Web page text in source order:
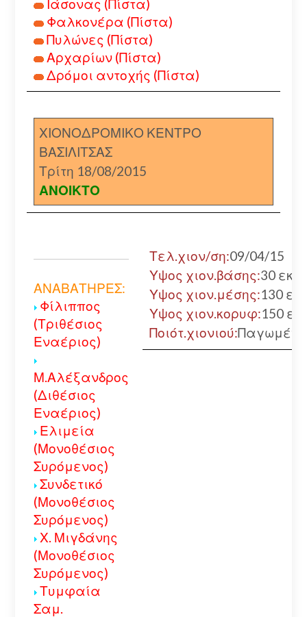
Ιάσονας (Πίστα)
Φαλκονέρα (Πίστα)
Πυλώνες (Πίστα)
Αρχαρίων (Πίστα)
Δρόμοι αντοχής (Πίστα)
ΧΙΟΝΟΔΡΟΜΙΚΟ ΚΕΝΤΡΟ
ΒΑΣΙΛΙΤΣΑΣ
Τρίτη 18/08/2015
ΑΝΟΙΚΤΟ
ΑΝΑΒΑΤΗΡΕΣ:
Φίλιππος
(Τριθέσιος
Εναέριος)
Μ.Αλέξανδρος
(Διθέσιος
Εναέριος)
Ελιμεία
(Μονοθέσιος
Συρόμενος)
Συνδετικό
(Μονοθέσιος
Συρόμενος)
Χ. Μιγδάνης
(Μονοθέσιος
Συρόμενος)
Τυμφαία
Σαμ.
Τελ.χιον/ση:09/04/15
Υψος χιον.βάσης:30 εκ.
Υψος χιον.μέσης:130 εκ.
Υψος χιον.κορυφ:150 εκ.
Ποιότ.χιονιού:Παγωμένο